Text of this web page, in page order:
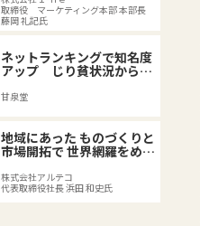
取締役 マーケティング本部 本部長
藤岡 礼記氏
ネットランキングで知名度
アップ じり貧状況から脱
甘泉堂
地域にあった ものづくりと
市場開拓で 世界網羅をめざ
株式会社アルテコ
代表取締役社長 浜田 和史氏